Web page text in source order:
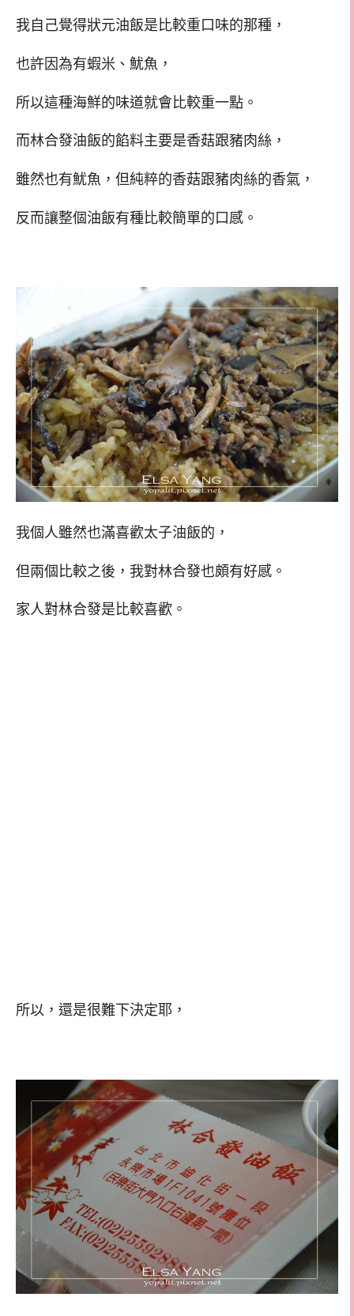
我自己覺得狀元油飯是比較重口味的那種，
也許因為有蝦米、魷魚，
所以這種海鮮的味道就會比較重一點。
而林合發油飯的餡料主要是香菇跟豬肉絲，
雖然也有魷魚，但純粹的香菇跟豬肉絲的香氣，
反而讓整個油飯有種比較簡單的口感。
我個人雖然也滿喜歡太子油飯的，
但兩個比較之後，我對林合發也頗有好感。
家人對林合發是比較喜歡。
所以，還是很難下決定耶，